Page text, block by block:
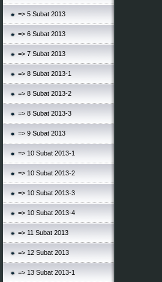
=> 5 Subat 2013
=> 6 Subat 2013
=> 7 Subat 2013
=> 8 Subat 2013-1
=> 8 Subat 2013-2
=> 8 Subat 2013-3
=> 9 Subat 2013
=> 10 Subat 2013-1
=> 10 Subat 2013-2
=> 10 Subat 2013-3
=> 10 Subat 2013-4
=> 11 Subat 2013
=> 12 Subat 2013
=> 13 Subat 2013-1